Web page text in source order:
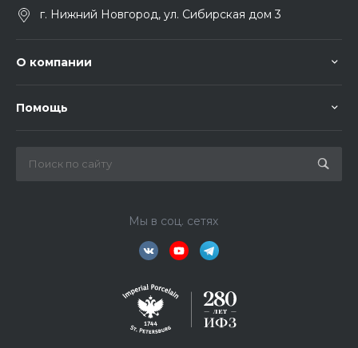
г. Нижний Новгород, ул. Сибирская дом 3
О компании
Помощь
Мы в соц. сетях